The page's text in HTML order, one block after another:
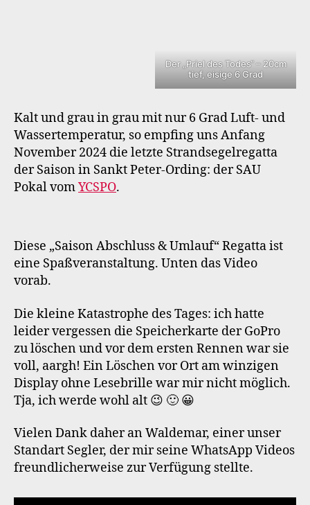
Der „Priel des Todes“ – 20cm
tief, eisige 6 Grad
Kalt und grau in grau mit nur 6 Grad Luft- und
Wassertemperatur, so empfing uns Anfang
November 2024 die letzte Strandsegelregatta
der Saison in Sankt Peter-Ording: der SAU
Pokal vomYCSPO.
Diese „Saison Abschluss & Umlauf“ Regatta ist
eine Spaßveranstaltung. Unten das Video
vorab.
Die kleine Katastrophe des Tages: ich hatte
leider vergessen die Speicherkarte der GoPro
zu löschen und vor dem ersten Rennen war sie
voll, aargh! Ein Löschen vor Ort am winzigen
Display ohne Lesebrille war mir nicht möglich.
Tja, ich werde wohl alt 😉 🙂 😀
Vielen Dank daher an Waldemar, einer unser
Standart Segler, der mir seine WhatsApp Videos
freundlicherweise zur Verfügung stellte.